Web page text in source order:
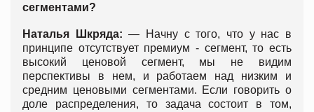
сегментами?
Наталья Шкряда: — Начну с того, что у нас в
принципе отсутствует премиум - сегмент, то есть
высокий ценовой сегмент, мы не видим
перспективы в нем, и работаем над низким и
средним ценовыми сегментами. Если говорить о
доле распределения, то задача состоит в том,